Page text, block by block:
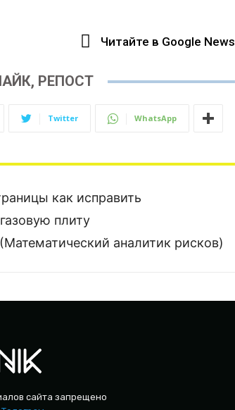
Читайте в Google News
РЕПОСТ
Twitter WhatsApp
как исправить
плиту
аналитик рисков)
сайта запрещено